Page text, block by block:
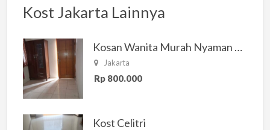
Kost Jakarta Lainnya
Kosan Wanita Murah Nyaman di Jakarta Selatan
Jakarta
Rp 800.000
Kost Celitri